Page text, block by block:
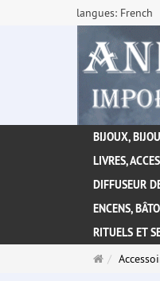
langues: French
BIJOUX,
LIVRES,
DIFFUSEUR
ENCENS,
RITUELS ET
Page